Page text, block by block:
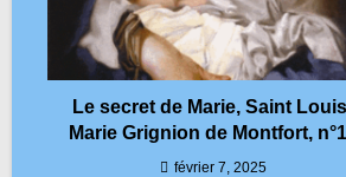
Le secret de Marie, Saint
Marie Grignion de Montfort,
février 7, 2025